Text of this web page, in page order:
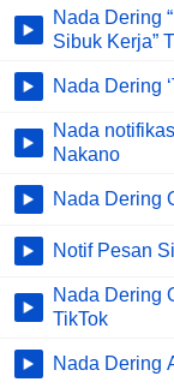
Nada Dering
Sibuk Kerja”
Nada Dering
Nada
Nakano
Nada Dering
Notif Pesan
Nada Dering
TikTok
Nada Dering